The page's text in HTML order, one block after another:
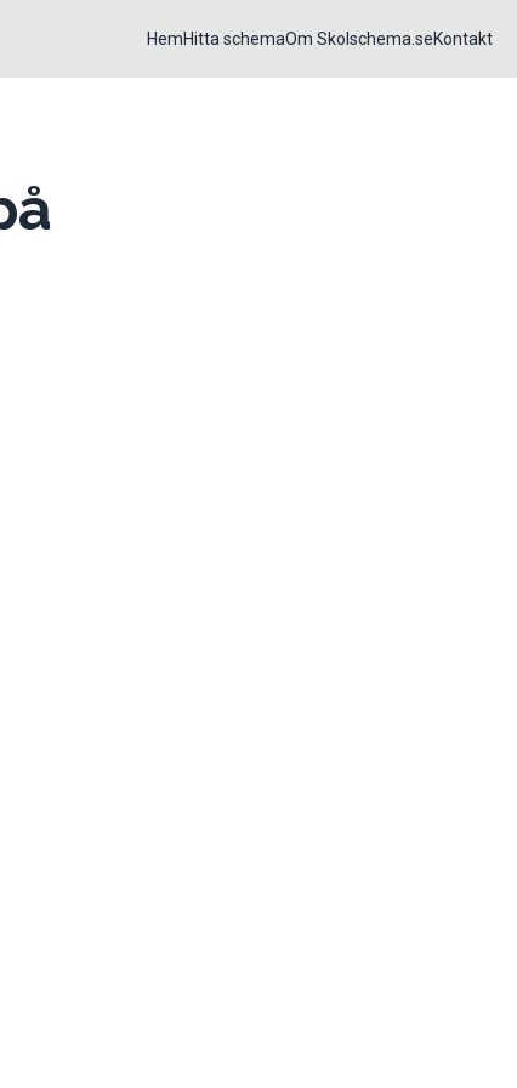
HemHitta schemaOm Skolschema.seKontakt